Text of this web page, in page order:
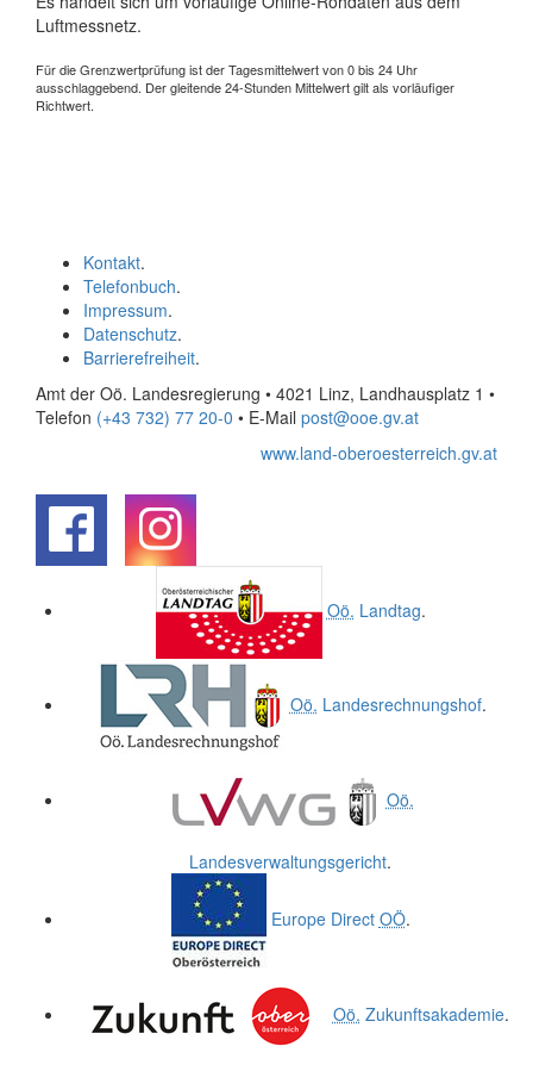
Luftmessnetz.
Für die Grenzwertprüfung ist der Tagesmittelwert von 0 bis 24 Uhr
ausschlaggebend. Der gleitende 24-Stunden Mittelwert gilt als vorläufiger
Richtwert.
Kontakt.
Telefonbuch.
Impressum.
Datenschutz.
Barrierefreiheit.
Amt der Oö. Landesregierung • 4021 Linz, Landhausplatz 1 •
Telefon (+43 732) 77 20-0 • E-Mail post@ooe.gv.at
www.land-oberoesterreich.gv.at
Oö. Landtag.
Oö. Landesrechnungshof.
Oö.
Landesverwaltungsgericht.
Europe Direct OÖ.
Oö. Zukunftsakademie.